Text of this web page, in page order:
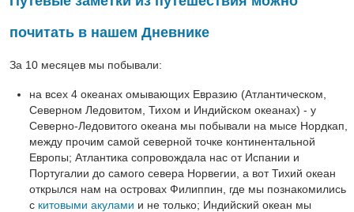
почитать в нашем Дневнике
За 10 месяцев мы побывали:
на всех 4 океанах омывающих Евразию (Атлантическом,
Северном Ледовитом, Тихом и Индийском океанах) - у
Северно-Ледовитого океана мы побывали на мысе Нордкап,
между прочим самой северной точке континентальной
Европы; Атлантика сопровождала нас от Испании и
Португалии до самого севера Норвегии, а вот Тихий океан
открылся нам на островах Филиппин, где мы познакомились
с китовыми акулами и не только; Индийский океан мы